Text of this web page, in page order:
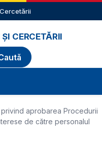
CERCETĂRII
aprobarea Procedurii
de către personalul